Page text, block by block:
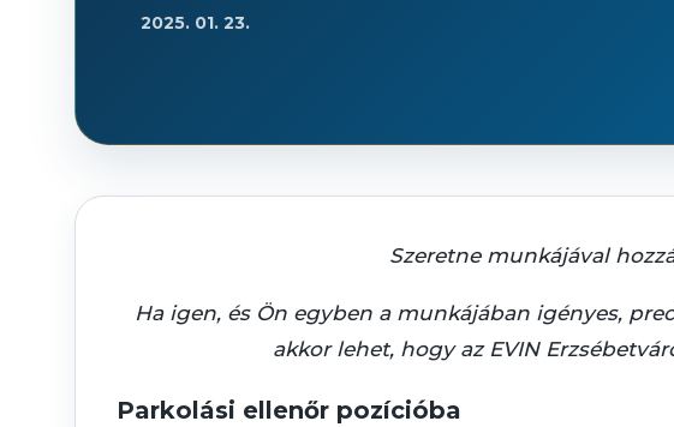
2025. 01. 23.
Szeretne munkájával
Ha igen, és Ön egyben a munkájában igényes,
akkor lehet, hogy az EVIN
Parkolási ellenőr pozícióba